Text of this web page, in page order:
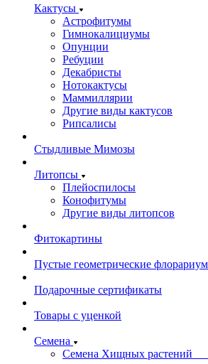
Кактусы
Астрофитумы
Гимнокалициумы
Опунции
Ребуции
Декабристы
Нотокактусы
Маммиллярии
Другие виды кактусов
Рипсалисы
Стыдливые Мимозы
Литопсы
Плейоспилосы
Конофитумы
Другие виды литопсов
Фитокартины
Пустые геометрические
Подарочные сертификаты
Товары с уценкой
Семена
Семена Хищных растений